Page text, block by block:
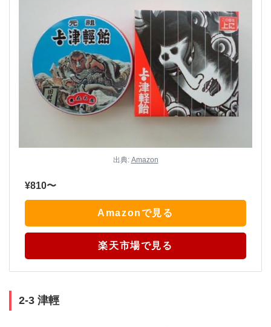
出典: Amazon
¥810〜
Amazonで見る
楽天市場で見る
2-3 津輕